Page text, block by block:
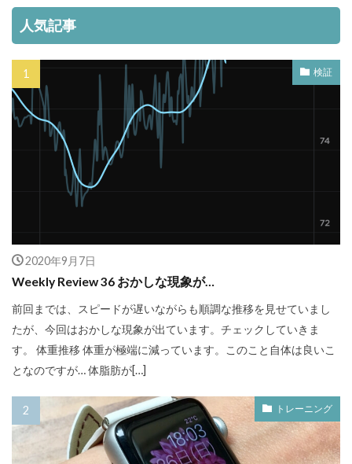
人気記事
検証
2020年9月7日
Weekly Review 36 おかしな現象が…
前回までは、スピードが遅いながらも順調な推移を見せていまし
たが、今回はおかしな現象が出ています。チェックしていきま
す。 体重推移 体重が極端に減っています。このこと自体は良いこ
となのですが… 体脂肪が[…]
トレーニング